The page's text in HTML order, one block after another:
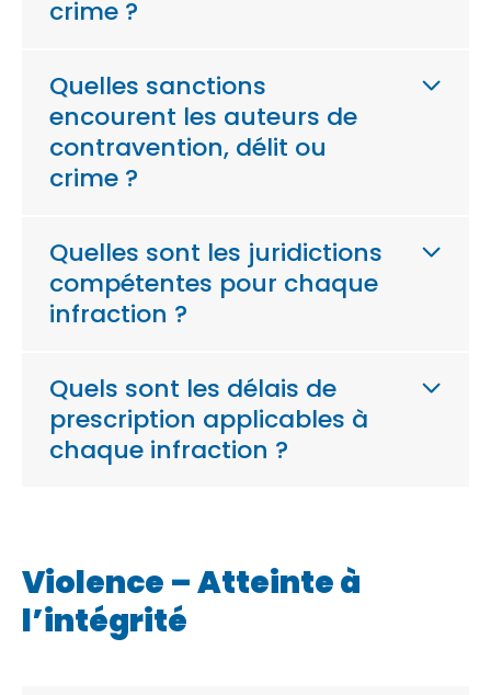
crime ?
Quelles sanctions
encourent les auteurs de
contravention, délit ou
crime ?
Quelles sont les juridictions
compétentes pour chaque
infraction ?
Quels sont les délais de
prescription applicables à
chaque infraction ?
Violence – Atteinte à
l’intégrité